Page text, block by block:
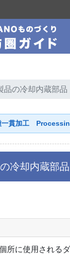
品の冷却内蔵部品
一貫加工
冷却内蔵部品
に使用される